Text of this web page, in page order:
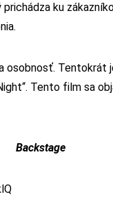
ku
osobnosť. Tentokrát
Tento film sa
Backstage